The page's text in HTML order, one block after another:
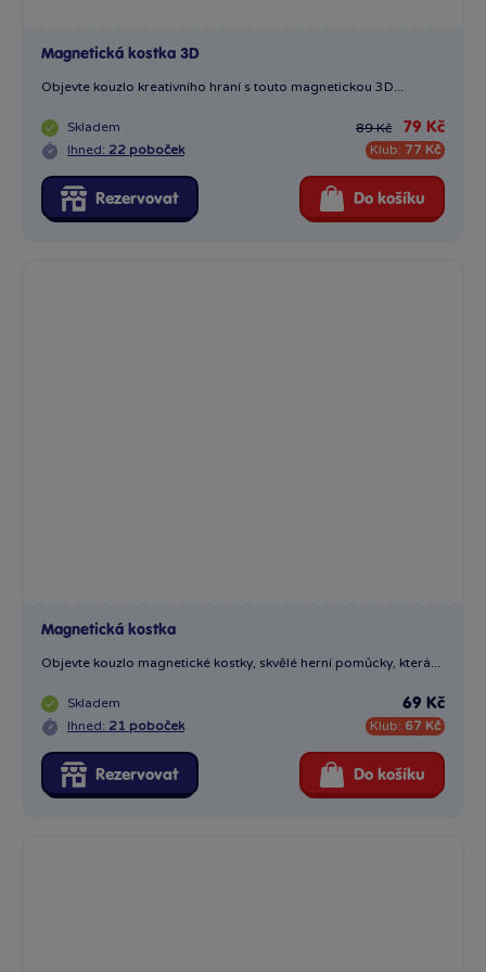
Magnetická kostka 3D
Objevte kouzlo kreativního hraní s touto magnetickou 3D...
Skladem
Ihned: 22 poboček
89 Kč 79 Kč
Klub: 77 Kč
Rezervovat Do košíku
Magnetická kostka
Objevte kouzlo magnetické kostky, skvělé herní pomůcky, která...
Skladem
Ihned: 21 poboček
69 Kč
Klub: 67 Kč
Rezervovat Do košíku